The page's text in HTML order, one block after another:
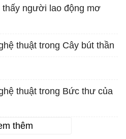
thấy người lao động mơ
thuật trong Cây bút thần
thuật trong Bức thư của
thêm